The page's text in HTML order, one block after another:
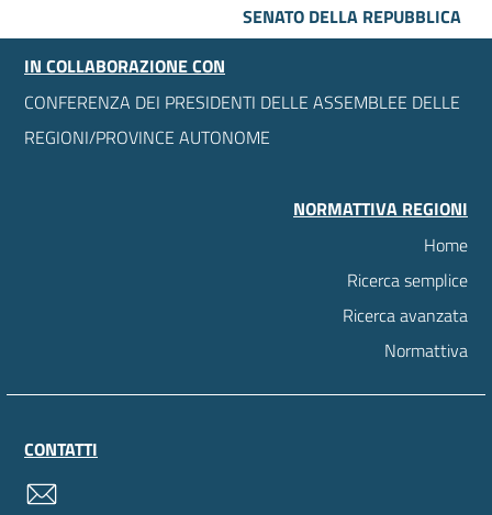
SENATO DELLA REPUBBLICA
IN COLLABORAZIONE CON
CONFERENZA DEI PRESIDENTI DELLE ASSEMBLEE DELLE
REGIONI/PROVINCE AUTONOME
NORMATTIVA REGIONI
Home
Ricerca semplice
Ricerca avanzata
Normattiva
CONTATTI